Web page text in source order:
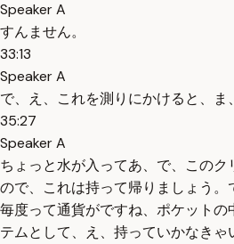
Speaker A
すんません。
33:13
Speaker A
で、え、これを測りにかけると、ま
35:27
Speaker A
ちょっと水が入ってあ、で、この
ので、これは持って帰りましょう。
毎度って通貨がですね、ポケットの
テムとして、え、持っていかなきゃ